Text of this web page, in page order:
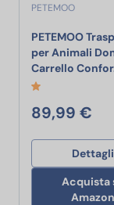
PETEMOO
PETEMOO
per Animali
Carrello
89,99 €
Dettagli
Acquista
Amazon